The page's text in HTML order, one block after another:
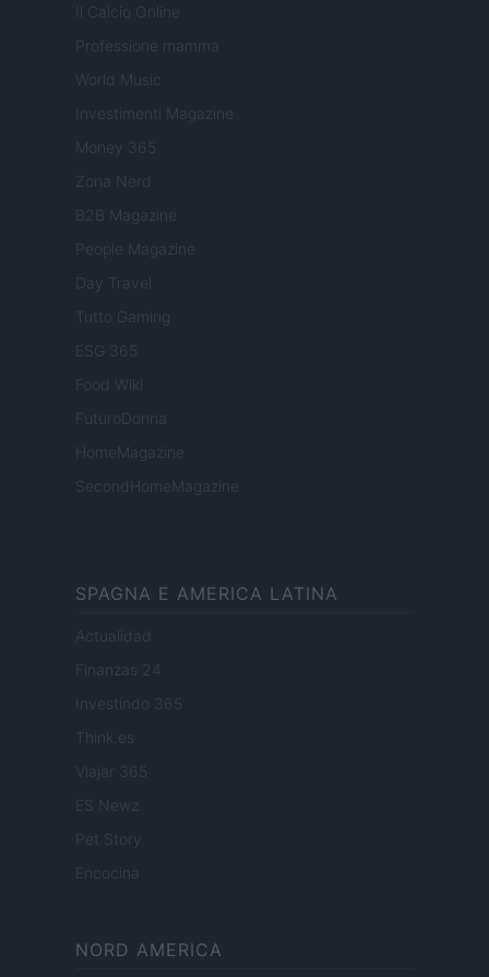
Il Calcio Online
Professione mamma
World Music
Investimenti Magazine
Money 365
Zona Nerd
B2B Magazine
People Magazine
Day Travel
Tutto Gaming
ESG 365
Food Wiki
FuturoDonna
HomeMagazine
SecondHomeMagazine
SPAGNA E AMERICA LATINA
Actualidad
Finanzas 24
Investindo 365
Think.es
Viajar 365
ES Newz
Encocina
NORD AMERICA